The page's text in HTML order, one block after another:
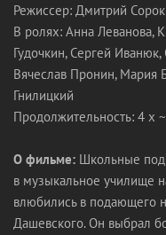
Режиссер: Дмитрий
В ролях: Анна Леванова,
Гудочкин, Сергей
Вячеслав Пронин, Мария
Гнилицкий
Продолжительность: 4 x
О фильме: Школьные
в музыкальное училище
влюбились в подающего
Дашевского. Он выбрал